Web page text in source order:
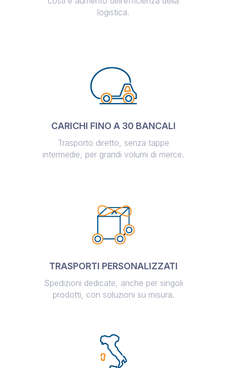
logistica.
CARICHI FINO A 30 BANCALI
Trasporto diretto, senza tappe
intermedie, per grandi volumi di merce.
TRASPORTI PERSONALIZZATI
Spedizioni dedicate, anche per singoli
prodotti, con soluzioni su misura.